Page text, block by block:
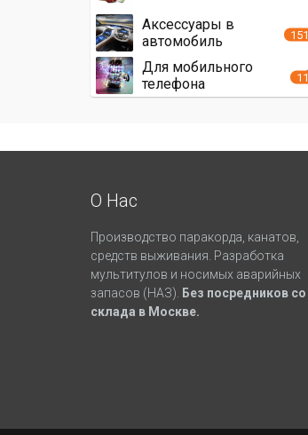
Аксессуары в
автомобиль
151
Для мобильного
телефона
11
О Нас
Производство паракорда, канатов,
средств выживания. Разработка
мультитулов и носимых аварийных
запасов (НАЗ).
Без посредников со
склада в Москве.